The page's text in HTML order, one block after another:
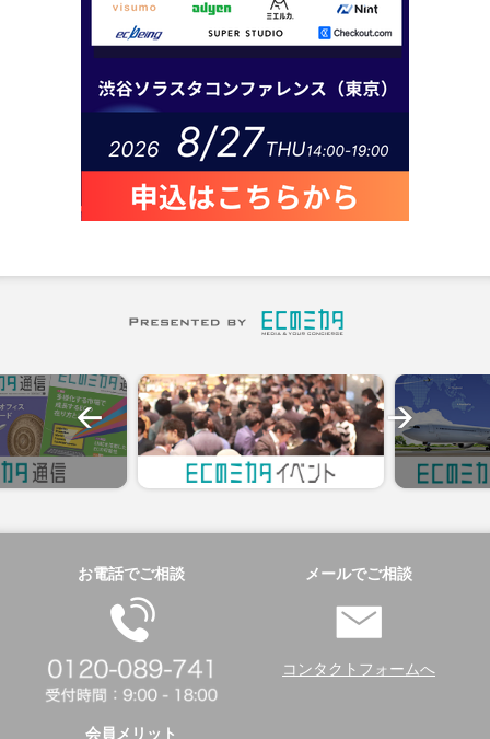
お電話でご相談 メールでご相談
コンタクトフォームへ
会員メリット